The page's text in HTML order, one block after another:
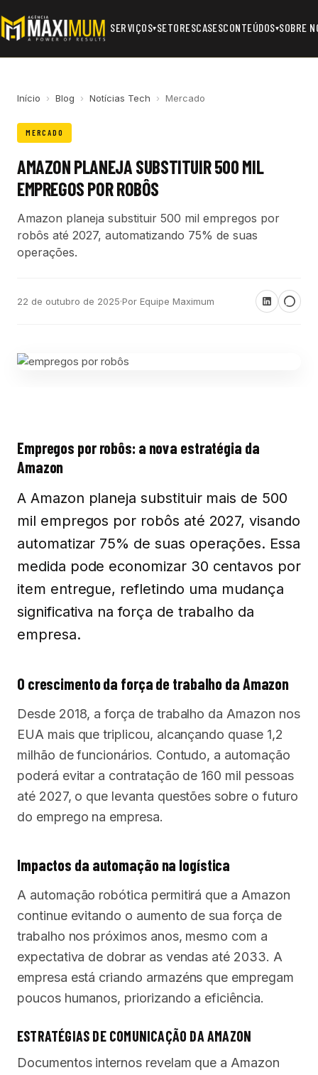
SERVIÇOS▾SETORESCASESCONTEÚDOS▾SOBRE
Início › Blog › Notícias Tech › Mercado
MERCADO
AMAZON PLANEJA SUBSTITUIR 500 MIL
EMPREGOS POR ROBÔS
Amazon planeja substituir 500 mil empregos por
robôs até 2027, automatizando 75% de suas
operações.
22 de outubro de 2025·Por Equipe Maximum
Empregos por robôs: a nova estratégia da
Amazon
A Amazon planeja substituir mais de 500
mil empregos por robôs até 2027, visando
automatizar 75% de suas operações. Essa
medida pode economizar 30 centavos por
item entregue, refletindo uma mudança
significativa na força de trabalho da
empresa.
O crescimento da força de trabalho da Amazon
Desde 2018, a força de trabalho da Amazon nos
EUA mais que triplicou, alcançando quase 1,2
milhão de funcionários. Contudo, a automação
poderá evitar a contratação de 160 mil pessoas
até 2027, o que levanta questões sobre o futuro
do emprego na empresa.
Impactos da automação na logística
A automação robótica permitirá que a Amazon
continue evitando o aumento de sua força de
trabalho nos próximos anos, mesmo com a
expectativa de dobrar as vendas até 2033. A
empresa está criando armazéns que empregam
poucos humanos, priorizando a eficiência.
ESTRATÉGIAS DE COMUNICAÇÃO DA AMAZON
Documentos internos revelam que a Amazon